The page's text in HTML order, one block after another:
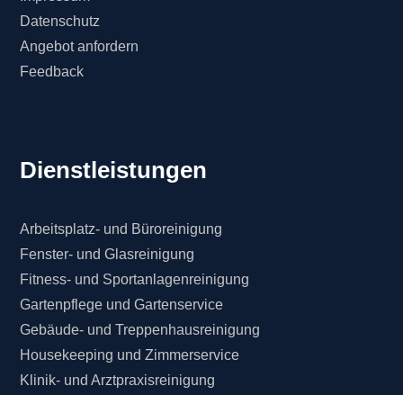
Datenschutz
Angebot anfordern
Feedback
Dienstleistungen
Arbeitsplatz- und Büroreinigung
Fenster- und Glasreinigung
Fitness- und Sportanlagenreinigung
Gartenpflege und Gartenservice
Gebäude- und Treppenhausreinigung
Housekeeping und Zimmerservice
Klinik- und Arztpraxisreinigung